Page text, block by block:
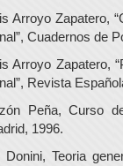
Arroyo Zapatero,
Cuadernos de
Arroyo Zapatero,
Revista
Peña, Curso
1996.
Donini, Teoria